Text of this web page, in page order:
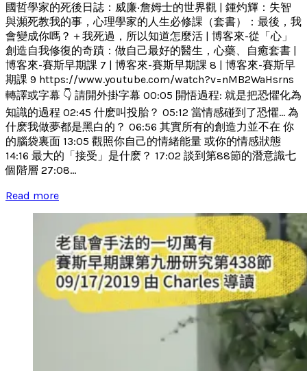
國哲學家的死後日誌：威廉‧詹姆士的世界觀 | 鍾灼輝：失智
與瀕死教我的事，心理學家的人生必修課（套書）：最後，我
會變成你嗎？＋我死過，所以知道怎麼活 | 博客來-從「心」
創造自我修復的奇蹟：做自己最好的醫生，心藥、自癒套書 |
博客來-賽斯早期課 7 | 博客來-賽斯早期課 8 | 博客來-賽斯早
期課 9 https://www.youtube.com/watch?v=nMB2WaHsrns
轉譯或字幕 👇 請開外掛字幕 00:05 開悟過程: 就是把恐懼化為
知識的過程 02:45 什麽叫投胎？ 05:12 當情感碰到了恐懼... 為
什麽我做夢都是黑白的？ 06:56 其實所有的創造力並不在 你
的腦袋裏面 13:05 觀照你自己的情緒能量 或你的情感狀態
14:16 最大的「接受」是什麽？ 17:02 談到第88節的潛意識七
個階層 27:08...
Read more